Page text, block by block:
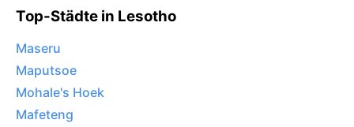
Top-Städte in Lesotho
Maseru
Maputsoe
Mohale's Hoek
Mafeteng